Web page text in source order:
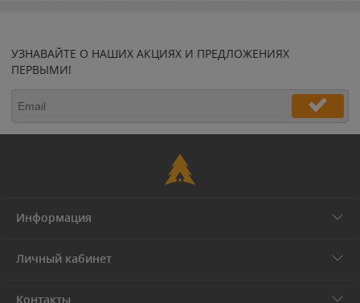
УЗНАВАЙТЕ О НАШИХ АКЦИЯХ И ПРЕДЛОЖЕНИЯХ
ПЕРВЫМИ!
Информация
Личный кабинет
Контакты